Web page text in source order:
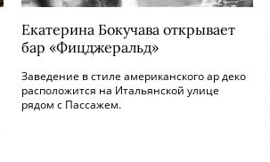
Екатерина Бокучава открывает
бар «Фицджеральд»
Заведение в стиле американского ар деко
расположится на Итальянской улице
рядом с Пассажем.